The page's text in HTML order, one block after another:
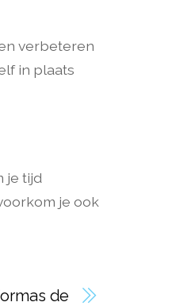
verbeteren
in plaats
je tijd
je ook
de